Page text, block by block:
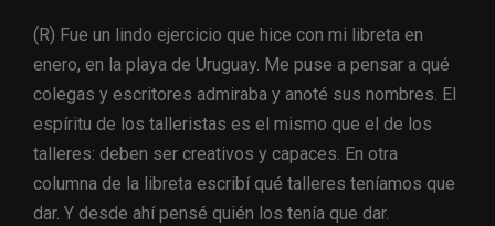
(R) Fue un lindo ejercicio que hice con mi libreta en
enero, en la playa de Uruguay. Me puse a pensar a qué
colegas y escritores admiraba y anoté sus nombres. El
espíritu de los talleristas es el mismo que el de los
talleres: deben ser creativos y capaces. En otra
columna de la libreta escribí qué talleres teníamos que
dar. Y desde ahí pensé quién los tenía que dar.